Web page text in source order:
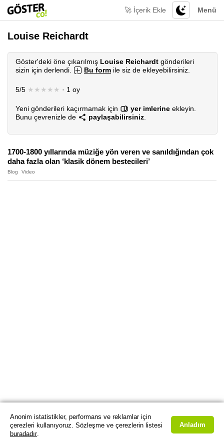
Menü
🚀 İçerik Ekle
Louise Reichardt
Göster'deki öne çıkarılmış Louise Reichardt gönderileri
sizin için derlendi.
Bu form ile siz de ekleyebilirsiniz.
5/5 ★★★★★ · 1 oy
Yeni gönderileri kaçırmamak için yer imlerine ekleyin.
Bunu çevrenizle de
paylaşabilirsiniz
1700-1800 yıllarında müziğe yön veren ve sanıldığından çok
daha fazla olan ‘klasik dönem bestecileri’
Blog Video
Anonim istatistikler, performans ve reklamlar için
çerezleri kullanıyoruz. Sözleşme ve çerezlerin listesi
buradadır.
Anladım